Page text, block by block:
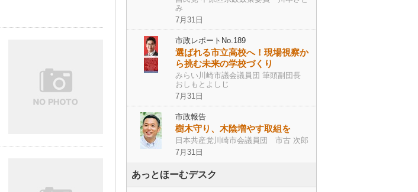
み
7月31日
市政レポートNo.189
選ばれる市立高校へ！現場視察か
ら挑む未来の学校づくり
みらい川崎市議会議員団 筆頭副団長
おしもとよしじ
7月31日
市政報告
樹木守り、木陰増やす取組を
日本共産党川崎市会議員団 市古 次郎
7月31日
あっとほーむデスク